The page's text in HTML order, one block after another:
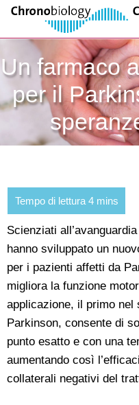
Un farmaco
per il
Scienziati
hanno sviluppato un
per i pazienti affetti da
migliora la funzione
applicazione, il primo nel
Parkinson, consente di
punto esatto e con una
aumentando così
collaterali negativi del